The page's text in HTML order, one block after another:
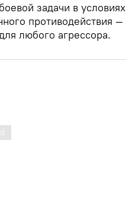
задачи в условиях
противодействия —
любого агрессора.